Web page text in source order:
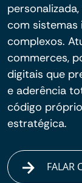
com sistemas
complexos.
commerces,
digitais que
e aderência
código
estratégica.
FALAR